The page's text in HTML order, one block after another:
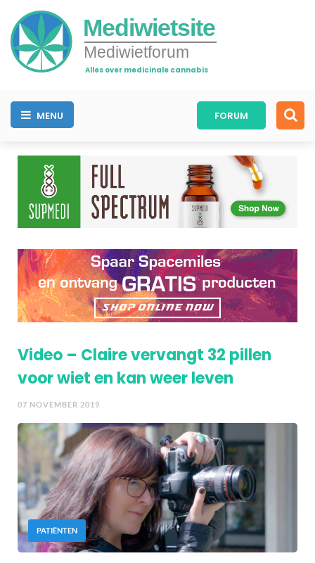
Mediwietsite
Mediwietforum
Alles over medicinale cannabis
MENU FORUM
Video – Claire vervangt 32 pillen
voor wiet en kan weer leven
07 NOVEMBER 2019
PATIËNTEN